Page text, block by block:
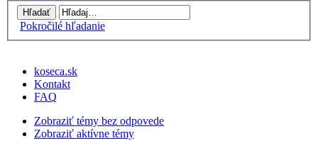
Pokročilé hľadanie
koseca.sk
Kontakt
FAQ
Zobraziť témy bez odpovede
Zobraziť aktívne témy